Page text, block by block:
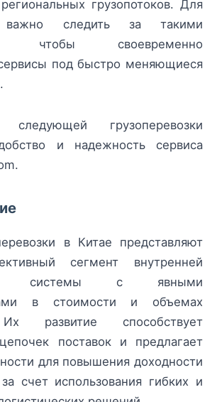
грузопотоков. Для
важно следить за такими
чтобы своевременно
сервисы под быстро меняющиеся
грузоперевозки
и надежность сервиса
в Китае представляют
сегмент внутренней
системы с явными
в стоимости и объемах
развитие способствует
поставок и предлагает
для повышения доходности
счет использования гибких и